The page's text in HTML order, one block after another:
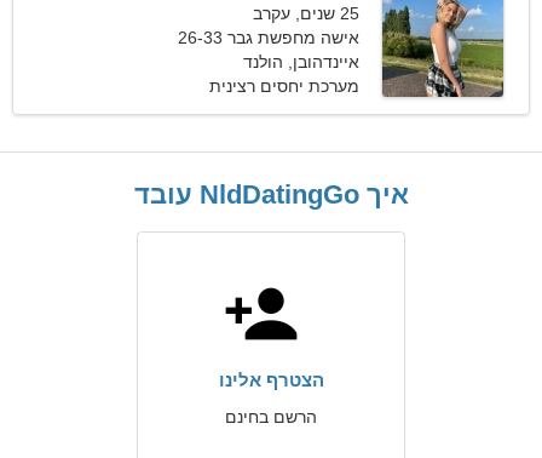
25 שנים, עקרב
אישה מחפשת גבר 26-33
איינדהובן, הולנד
מערכת יחסים רצינית
איך NldDatingGo עובד
הצטרף אלינו
הרשם בחינם